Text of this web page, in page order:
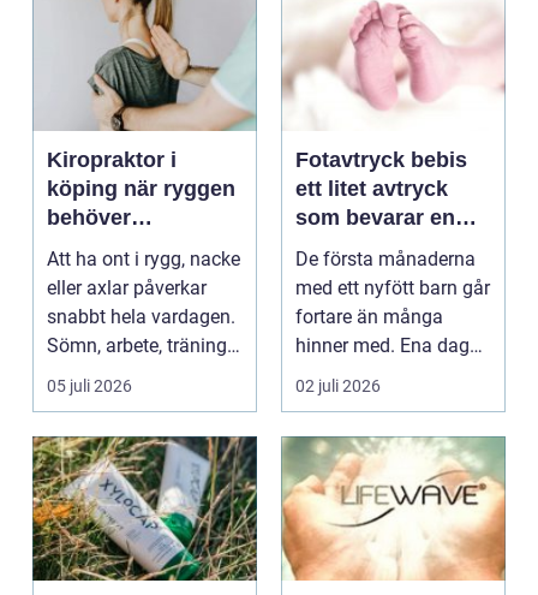
Kiropraktor i
köping när ryggen
behöver
professionell hjälp
Att ha ont i rygg, nacke
eller axlar påverkar
snabbt hela vardagen.
Sömn, arbete, träning
och humör ...
05 juli 2026
Fotavtryck bebis
ett litet avtryck
som bevarar en
stor stund
De första månaderna
med ett nyfött barn går
fortare än många
hinner med. Ena dagen
ryms hela foten i...
02 juli 2026